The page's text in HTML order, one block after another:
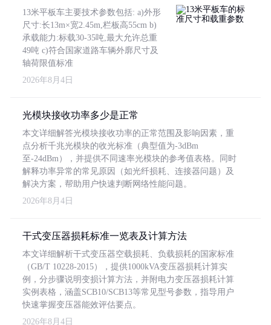
13米平板车主要技术参数包括: a)外形
尺寸:长13m×宽2.45m,栏板高55cm b)
承载能力:标载30-35吨,最大允许总重
49吨 c)符合国家道路车辆外廓尺寸及
轴荷限值标准
2026年8月4日
光模块接收功率多少是正常
本文详细解答光模块接收功率的正常范围及影响因素，重
点分析千兆光模块的收光标准（典型值为-3dBm
至-24dBm），并提供不同速率光模块的参考值表格。同时
解释功率异常的常见原因（如光纤损耗、连接器问题）及
解决方案，帮助用户快速判断网络性能问题。
2026年8月4日
干式变压器损耗标准一览表及计算方法
本文详细解析干式变压器空载损耗、负载损耗的国家标准
（GB/T 10228-2015），提供1000kVA变压器损耗计算实
例，分步骤说明变损计算方法，并附电力变压器损耗计算
实例表格，涵盖SCB10/SCB13等常见型号参数，指导用户
快速掌握变压器能效评估要点。
2026年8月4日